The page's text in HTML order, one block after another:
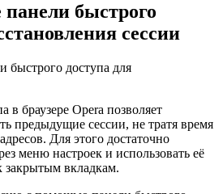
быстрого
сессии
в браузере Opera позволяет
предыдущие сессии, не тратя время
Для этого достаточно
меню настроек и использовать её
закрытым вкладкам.